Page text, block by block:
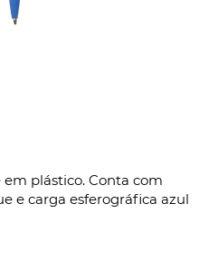
plástico. Conta com
e carga esferográfica azul